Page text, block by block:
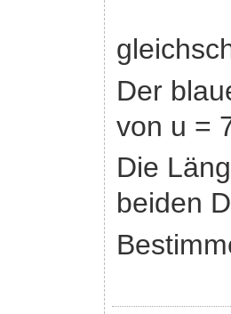
Der
von u =
Die
beiden